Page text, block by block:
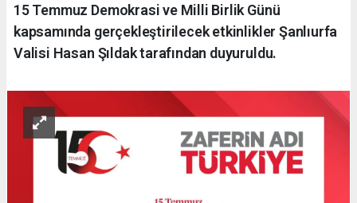
15 Temmuz Demokrasi ve Milli Birlik Günü
kapsamında gerçekleştirilecek etkinlikler Şanlıurfa
Valisi Hasan Şıldak tarafından duyuruldu.